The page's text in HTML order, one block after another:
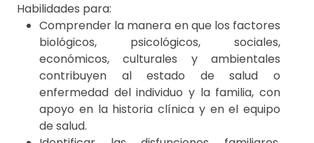
Habilidades para:
Comprender la manera en que los factores
biológicos, psicológicos, sociales,
económicos, culturales y ambientales
contribuyen al estado de salud o
enfermedad del individuo y la familia, con
apoyo en la historia clínica y en el equipo
de salud.